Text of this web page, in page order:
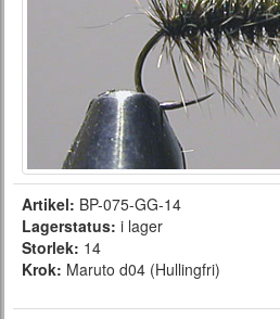
Artikel: BP-075-GG-14
Lagerstatus: i lager
Storlek: 14
Krok: Maruto d04 (Hullingfri)